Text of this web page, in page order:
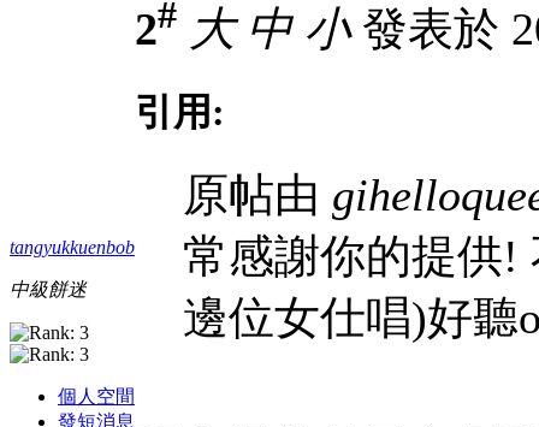
tangyukkuenbob
中級餅迷
個人空間
發短消息
2# 大 中 小發表於
引用:
原帖由
常感謝你的提供!
邊位女仕唱)好聽